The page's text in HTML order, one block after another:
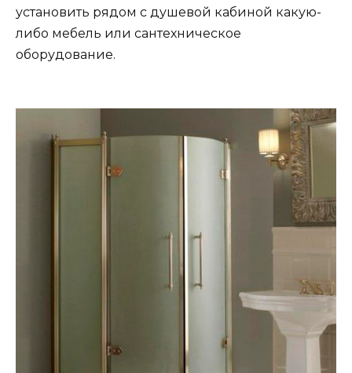
установить рядом с душевой кабиной какую-
либо мебель или сантехническое
оборудование.